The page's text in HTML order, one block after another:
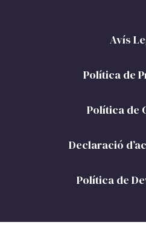
Avís
Política de
Política de
Declaració
Política de